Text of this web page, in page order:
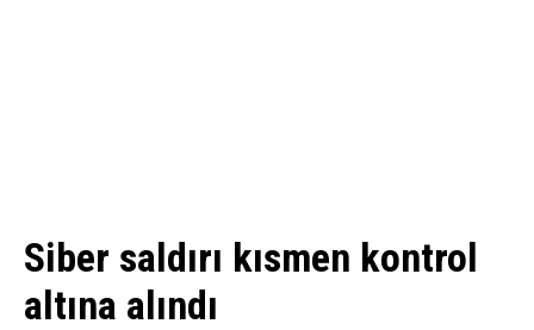
Siber saldırı kısmen kontrol
altına alındı